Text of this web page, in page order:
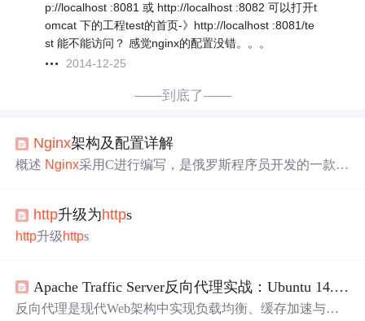
p://localhost :8081 或 http://localhost :8082 可以打开t
omcat 下的工程test的首页-》http://localhost :8081/te
st 能不能访问？ 感觉nginx的配置没错。。。
2014-12-25
——到底了——
Nginx架构及配置详解
概述 Nginx采用C进行编写，是俄罗斯程序员开发的一款轻
能的HTTP和反向代理web服务器，同时也可提供了IMAP/
POP3/SMTP服务。
http升级为https
http升级https
Apache Traffic Server反向代理实战：Ubuntu 14.04下高稳定性L7流量编排
反向代理是现代Web架构中实现负载均衡、缓存加速与安